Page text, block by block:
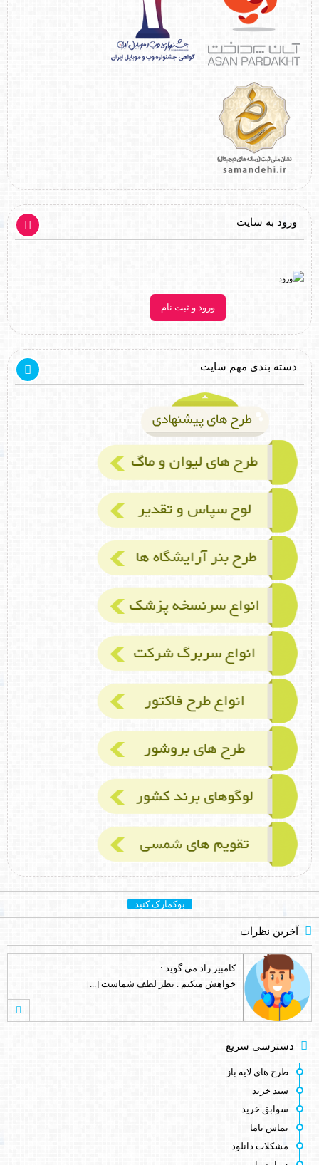
ورود به سایت
ورود و ثبت نام
دسته بندی مهم سایت
بوکمارک کنید
آخرین نظرات
کامبیز راد می گوید :
خواهش میکنم . نظر لطف شماست [...]
اصغر کلاتهدسترسی سریع
طرح های لایه باز
سبد خرید
سوابق خرید
تماس باما
مشکلات دانلود